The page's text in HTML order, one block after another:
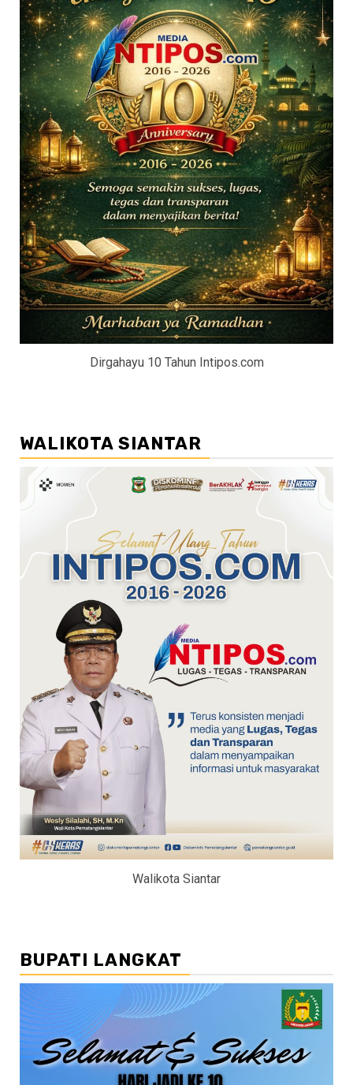
Dirgahayu 10 Tahun Intipos.com
WALIKOTA SIANTAR
Walikota Siantar
BUPATI LANGKAT